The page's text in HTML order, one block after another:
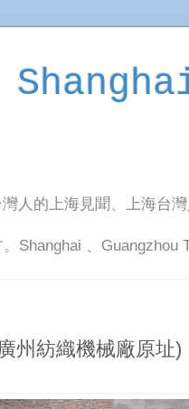
人的上海見聞、上海台
Shanghai 、Guangzhou
州紡織機械廠原址)